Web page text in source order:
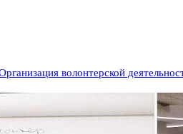
волонтерской